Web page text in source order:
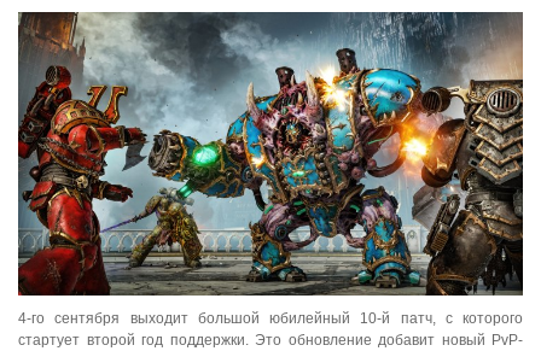
4-го сентября выходит большой юбилейный 10-й патч, с которого
стартует второй год поддержки. Это обновление добавит новый PvP-